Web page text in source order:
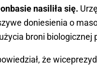
nasiliła się.
doniesienia o
broni
że